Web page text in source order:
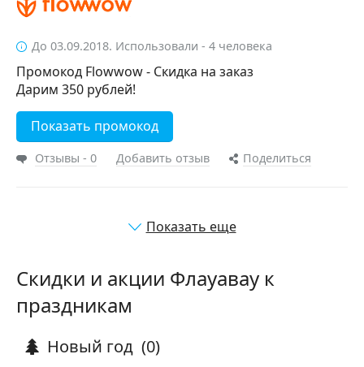
До 03.09.2018. Использовали - 4 человека
Промокод Flowwow - Скидка на заказ
Дарим 350 рублей!
Показать промокод
Отзывы - 0 Добавить отзыв Поделиться
Показать еще
Скидки и акции Флауавау к
праздникам
Новый год (0)